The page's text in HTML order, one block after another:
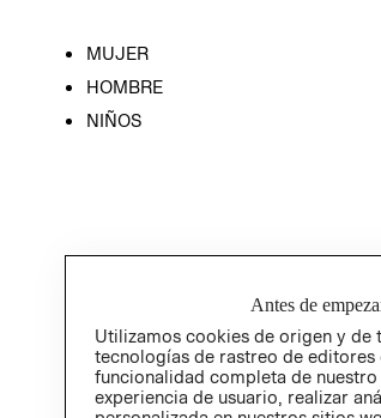
MUJER
HOMBRE
NIÑOS
Antes de
Utilizamos cookies de origen y de
tecnologías de rastreo de
funcionalidad completa de
experiencia de usuario, realizar